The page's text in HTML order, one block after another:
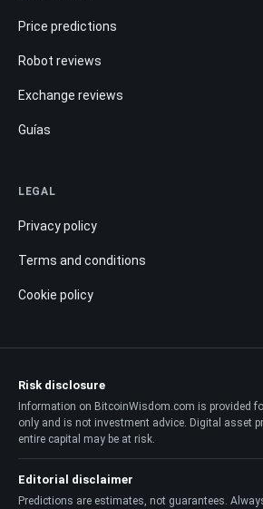
Price predictions
Robot reviews
Exchange reviews
Guías
LEGAL
Privacy policy
Terms and conditions
Cookie policy
Risk disclosure
Information on BitcoinWisdom.com is provided
only and is not investment advice. Digital asset
entire capital may be at risk.
Editorial disclaimer
Predictions are estimates, not guarantees.